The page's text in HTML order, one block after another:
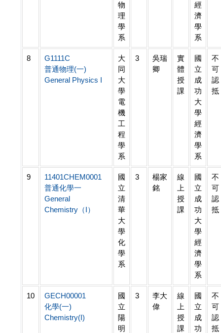
物
理
學
系
經
濟
學
系
8
G1111C
普通物理(一)
General Physics I
大
同
大
學
電
機
工
程
學
系
3
吳瑞
卿
實
體
授
課
國
立
成
功
大
學
經
濟
學
系
不
可
認
抵
9
11401CHEM0001
普通化學一
General
Chemistry（I）
國
立
清
華
大
學
化
學
系
3
楊家
銘
線
上
授
課
國
立
成
功
大
學
經
濟
學
系
不
可
認
抵
10
GECH00001
化學(一)
Chemistry(I)
國
立
陽
明
3
李大
偉
線
上
授
課
國
立
成
功
不
可
認
抵